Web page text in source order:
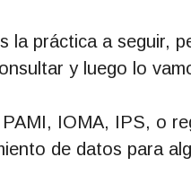
la práctica a seguir,
y luego lo
IOMA, IPS, o
de datos para